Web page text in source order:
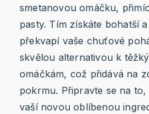
smetanovou omáčku,
pasty. Tím získáte bohatší
překvapí vaše chuťové
skvělou alternativou k
omáčkám, což přidává na
pokrmu. Připravte se na to,
vaší novou oblíbenou